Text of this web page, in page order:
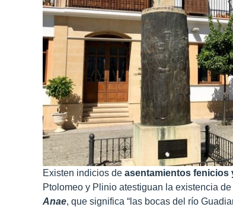
Existen indicios de asentamientos fenicios
Ptolomeo y Plinio atestiguan la existencia
Anae, que significa “las bocas del río